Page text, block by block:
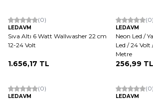
(0)
LEDAVM
Sıva Altı 6 Watt Wallwasher 22 cm
12-24 Volt
1.656,17 TL
(0)
LEDAVM
Neon Led /
Led / 24 Volt
Metre
256,99 TL
(0)
LEDAVM
(0)
LEDAVM